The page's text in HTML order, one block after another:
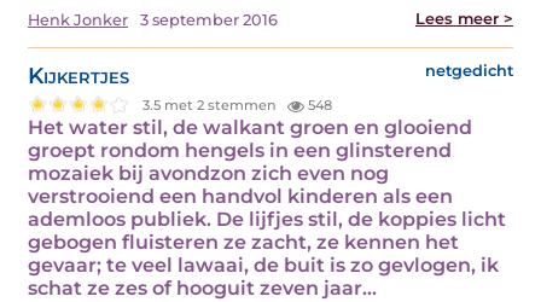
Henk Jonker 3 september 2016 Lees meer >
Kijkertjes netgedicht
3.5 met 2 stemmen 548
Het water stil, de walkant groen en glooiend
groept rondom hengels in een glinsterend
mozaiek bij avondzon zich even nog
verstrooiend een handvol kinderen als een
ademloos publiek. De lijfjes stil, de koppies licht
gebogen fluisteren ze zacht, ze kennen het
gevaar; te veel lawaai, de buit is zo gevlogen, ik
schat ze zes of hooguit zeven jaar…